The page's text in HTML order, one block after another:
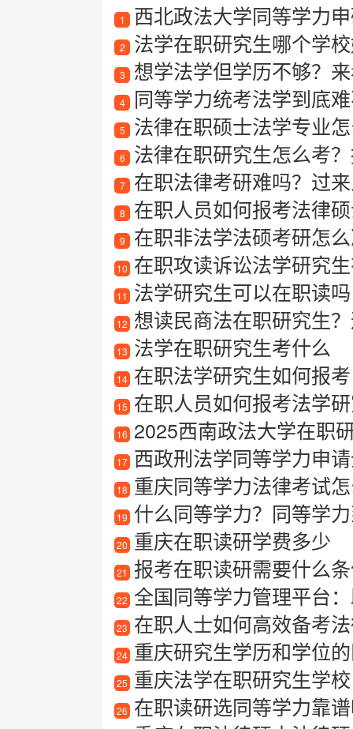
1 西北政法大学同等学力
2 法学在职研究生哪个学
3 想学法学但学历不够？
4 同等学力统考法学到底
5 法律在职硕士法学专业
6 法律在职研究生怎么考
7 在职法律考研难吗？过
8 在职人员如何报考法律
9 在职非法学法硕考研怎么
10 在职攻读诉讼法学研究
11 法学研究生可以在职读吗
12 想读民商法在职研究生
13 法学在职研究生考什么
14 在职法学研究生如何报考
15 在职人员如何报考法学
16 2025西南政法大学在职
17 西政刑法学同等学力申请全攻
18 重庆同等学力法律考试
19 什么同等学力？同等学
20 重庆在职读研学费多少
21 报考在职读研需要什么
22 全国同等学力管理平台
23 在职人士如何高效备考
24 重庆研究生学历和学位
25 重庆法学在职研究生学校
26 在职读研选同等学力靠谱吗？